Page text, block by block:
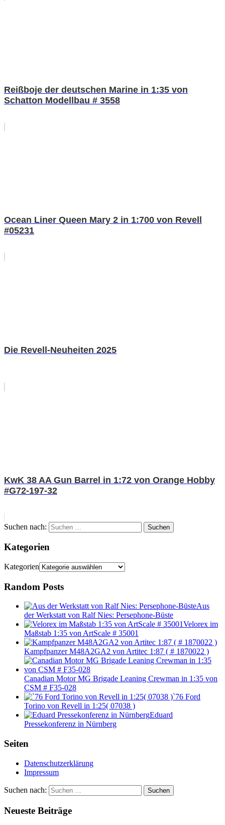
Reißboje der deutschen Marine in 1:35 von
Schatton Modellbau # 3558
Ocean Liner Queen Mary 2 in 1:700 von Revell
#05231
Die Revell-Neuheiten 2025
KwK 38 AA Gun Barrel in 1:72 von Orange Hobby
#G72-197-32
Suchen nach: Suchen
Kategorien
Kategorien
Random Posts
Aus
der Werkstatt von Ralf Nies: Persephone-Büste
Velorex im
Maßstab 1:35 von ArtScale # 35001
Kampfpanzer M48A2GA2 von Artitec 1:87 ( # 1870022 )
Canadian Motor MG Brigade Leaning Crewman in 1:35 von
CSM # F35-028
`76 Ford
Torino von Revell in 1:25( 07038 )
Eduard
Pressekonferenz in Nürnberg
Seiten
Datenschutzerklärung
Impressum
Suchen nach: Suchen
Neueste Beiträge